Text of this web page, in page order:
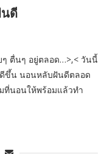
นดี
ตื่นๆ อยู่ตลอด…>,< วันนี้
ขึ้น นอนหลับฝันดีตลอด
นอนให้พร้อมแล้วทำ